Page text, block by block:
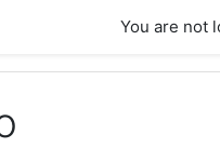
You are not